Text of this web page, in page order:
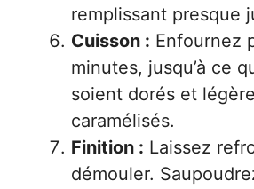
remplissant presque
Cuisson : Enfournez
minutes, jusqu’à ce
soient dorés et
caramélisés.
Finition : Laissez
démouler.